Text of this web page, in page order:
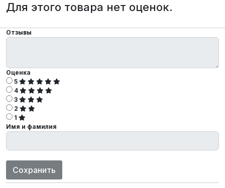
Для этого товара нет оценок.
Отзывы
Оценка
5
4
3
2
1
Имя и фамилия
Сохранить